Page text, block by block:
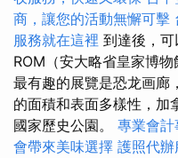
商，讓您的活動無懈可擊
服務就在這裡 到達後，
ROM（安大略省皇家博物
最有趣的展覽是恐龙画廊
的面積和表面多樣性，加
國家歷史公園。 專業會
會帶來美味選擇 護照代